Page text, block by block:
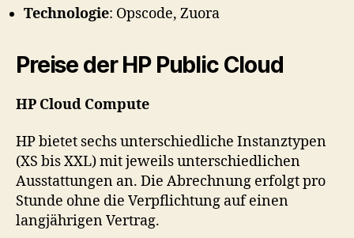
Technologie: Opscode, Zuora
Preise der HP Public Cloud
HP Cloud Compute
HP bietet sechs unterschiedliche Instanztypen
(XS bis XXL) mit jeweils unterschiedlichen
Ausstattungen an. Die Abrechnung erfolgt pro
Stunde ohne die Verpflichtung auf einen
langjährigen Vertrag.